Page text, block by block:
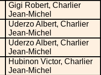
Gigi Robert, Charlier
Jean-Michel
Uderzo Albert, Charlier
Jean-Michel
Uderzo Albert, Charlier
Jean-Michel
Hubinon Victor, Charlier
Jean-Michel